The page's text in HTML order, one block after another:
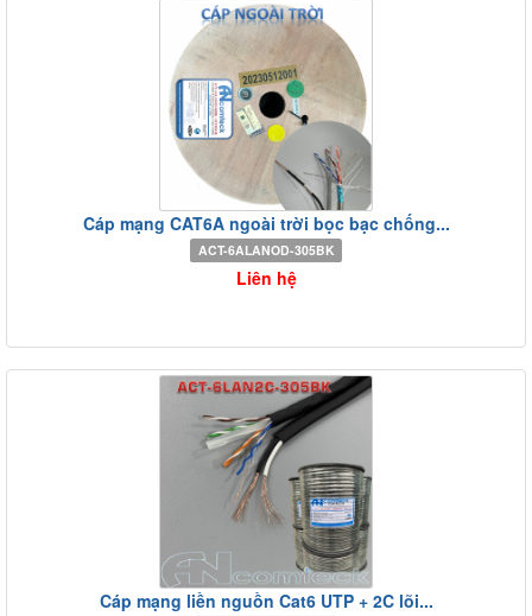
Cáp mạng CAT6A ngoài trời bọc bạc chống...
ACT-6ALANOD-305BK
Liên hệ
Cáp mạng liền nguồn Cat6 UTP + 2C lõi...